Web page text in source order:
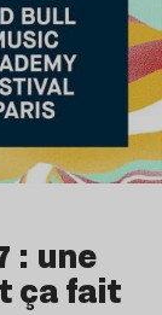
: une
ça fait